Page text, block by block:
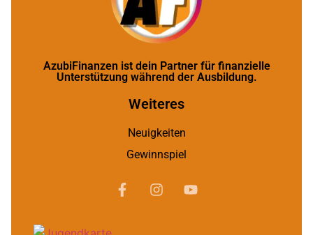
AzubiFinanzen ist dein Partner für finanzielle
Unterstützung während der Ausbildung.
Weiteres
Neuigkeiten
Gewinnspiel